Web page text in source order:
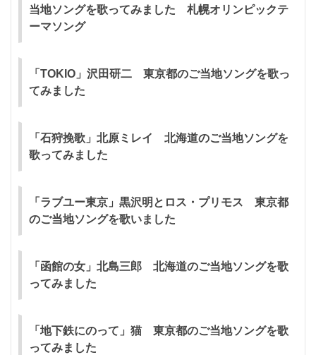
当地ソングを歌ってみました 札幌オリンピックテ
ーマソング
「TOKIO」沢田研二 東京都のご当地ソングを歌っ
てみました
「石狩挽歌」北原ミレイ 北海道のご当地ソングを
歌ってみました
「ラブユー東京」黒沢明とロス・プリモス 東京都
のご当地ソングを歌いました
「函館の女」北島三郎 北海道のご当地ソングを歌
ってみました
「地下鉄にのって」猫 東京都のご当地ソングを歌
ってみました